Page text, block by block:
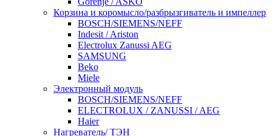
Корзина и коромысло/разбрызгиватель и импеллер
BOSCH/SIEMENS/NEFF
Indesit / Ariston
Electrolux Zanussi AEG
SAMSUNG
Beko
Miele
Электронный модуль
BOSCH/SIEMENS/NEFF
ELECTROLUX / ZANUSSI / AEG
Haier
Нагреватель/ ТЭН